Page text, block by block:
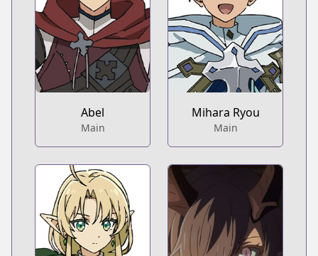
Abel
Main
Mihara Ryou
Main